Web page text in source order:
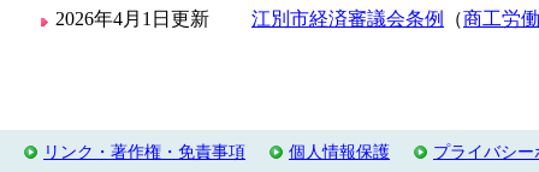
2026年4月1日更新
江別市経済審議会条例 （商工労
リンク・著作権・免責事項 個人情報保護 プライバシー